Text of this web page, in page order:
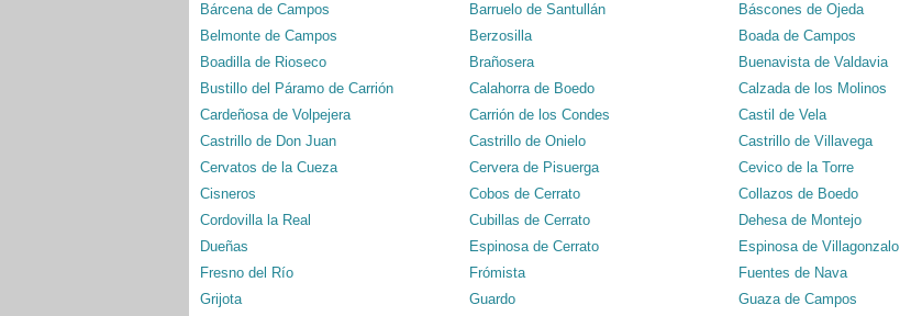
Bárcena de Campos
Barruelo de Santullán Báscones de Ojeda
Belmonte de Campos
Berzosilla Boada de Campos
Boadilla de Rioseco
Brañosera Buenavista de Valdavia
Bustillo del Páramo de Carrión
Calahorra de Boedo Calzada de los Molinos
Cardeñosa de Volpejera
Carrión de los Condes Castil de Vela
Castrillo de Don Juan
Castrillo de Onielo Castrillo de Villavega
Cervatos de la Cueza
Cervera de Pisuerga Cevico de la Torre
Cisneros
Cobos de Cerrato Collazos de Boedo
Cordovilla la Real
Cubillas de Cerrato Dehesa de Montejo
Dueñas
Espinosa de Cerrato Espinosa de Villagonzalo
Fresno del Río
Frómista Fuentes de Nava
Grijota
Guardo Guaza de Campos